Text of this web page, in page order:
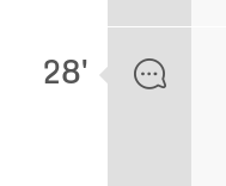
28'